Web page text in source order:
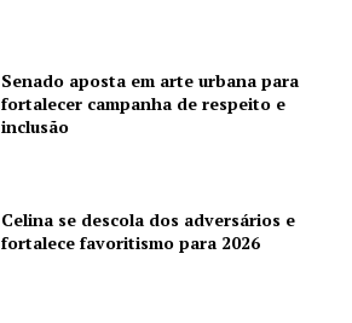
Senado aposta em arte urbana para
fortalecer campanha de respeito e
inclusão
Celina se descola dos adversários e
fortalece favoritismo para 2026